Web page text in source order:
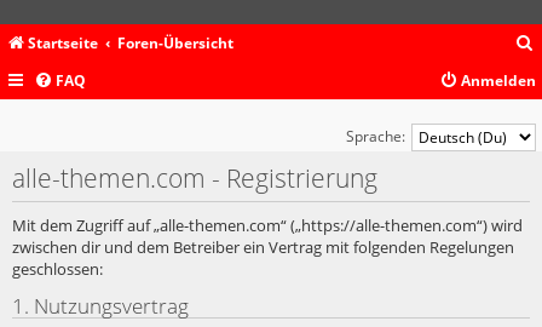
Startseite Foren-Übersicht
c
FAQ Anmelden
Sprache:
alle-themen.com - Registrierung
Mit dem Zugriff auf „alle-themen.com“ („https://alle-themen.com“) wird
zwischen dir und dem Betreiber ein Vertrag mit folgenden Regelungen
geschlossen:
1. Nutzungsvertrag